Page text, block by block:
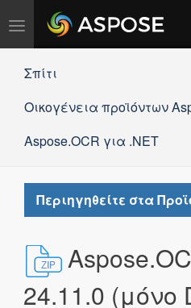
Εναλλαγή
πλοήγησης
Σπίτι
Οικογένεια προϊόντων
Aspose.OCR για .NET
Περιηγηθείτε στα
24.11.0 (μόνο